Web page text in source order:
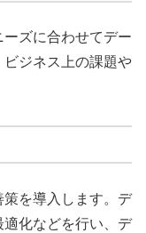
ズに合わせてデー
ジネス上の課題や
を導入します。デ
化などを行い、デ